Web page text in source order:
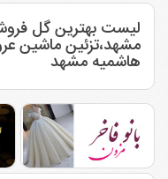
لیست بهترین گل
مشهد،تزئین ماشین
هاشمیه مشهد